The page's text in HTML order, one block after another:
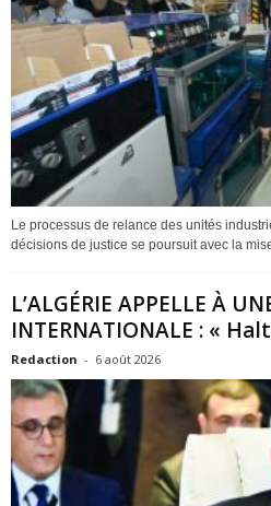
Le processus de relance des unités
décisions de justice se poursuit avec la
L’ALGÉRIE APPELLE À
INTERNATIONALE : «
Redaction - 6 août 2026